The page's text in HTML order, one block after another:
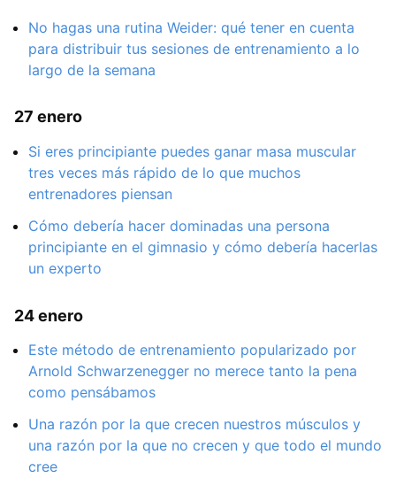
No hagas una rutina Weider: qué tener en cuenta
para distribuir tus sesiones de entrenamiento a lo
largo de la semana
27 enero
Si eres principiante puedes ganar masa muscular
tres veces más rápido de lo que muchos
entrenadores piensan
Cómo debería hacer dominadas una persona
principiante en el gimnasio y cómo debería hacerlas
un experto
24 enero
Este método de entrenamiento popularizado por
Arnold Schwarzenegger no merece tanto la pena
como pensábamos
Una razón por la que crecen nuestros músculos y
una razón por la que no crecen y que todo el mundo
cree